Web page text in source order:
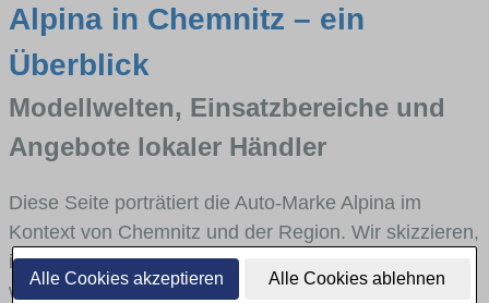
Alle Cookies akzeptieren Alle Cookies ablehnen
Alpina in Chemnitz – ein
Überblick
Modellwelten, Einsatzbereiche und
Angebote lokaler Händler
Diese Seite porträtiert die Auto-Marke Alpina im
Kontext von Chemnitz und der Region. Wir skizzieren,
in welchen Fahrzeugklassen Alpina stark vertreten ist,
welche Modellreihen häufig im Stadt- und